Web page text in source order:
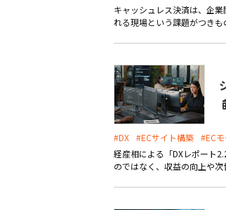
キャッシュレス決済は、企
れる現場という課題がつき
#DX #ECサイト構築 #EC
経産相による「DXレポート
のではなく、収益の向上や